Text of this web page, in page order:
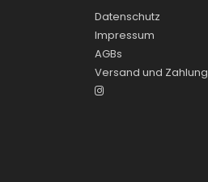
Datenschutz
Impressum
AGBs
Versand und Zahlung